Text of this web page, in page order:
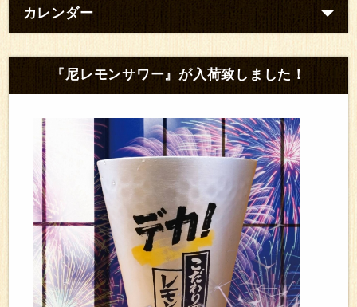
カレンダー
『尼レモンサワー』が入荷致しました！